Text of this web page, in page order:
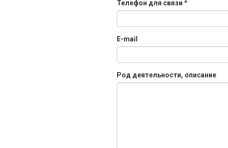
Телефон для связи *
E-mail
Род деятельности, описание